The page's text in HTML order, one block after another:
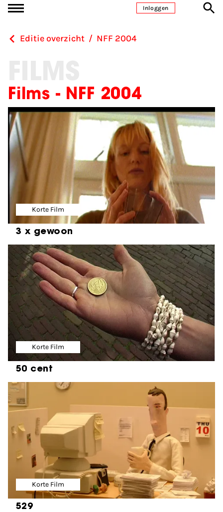
Ga naar inhoudInloggen
Editie overzicht / NFF 2004
Films - NFF 2004
Korte Film
3 x gewoon
Korte Film
50 cent
Korte Film
529